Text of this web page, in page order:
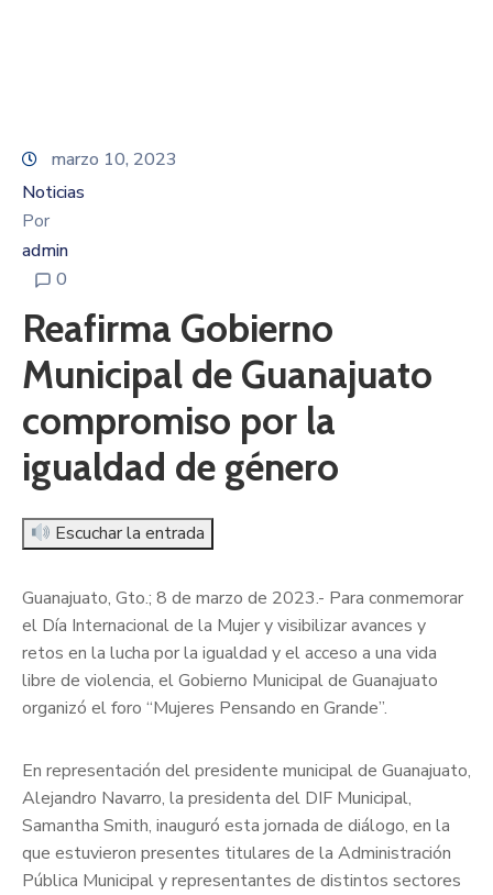
marzo 10, 2023
Noticias
Por
admin
0
Reafirma Gobierno
Municipal de Guanajuato
compromiso por la
igualdad de género
Escuchar la entrada
Guanajuato, Gto.; 8 de marzo de 2023.- Para conmemorar
el Día Internacional de la Mujer y visibilizar avances y
retos en la lucha por la igualdad y el acceso a una vida
libre de violencia, el Gobierno Municipal de Guanajuato
organizó el foro “Mujeres Pensando en Grande”.
En representación del presidente municipal de Guanajuato,
Alejandro Navarro, la presidenta del DIF Municipal,
Samantha Smith, inauguró esta jornada de diálogo, en la
que estuvieron presentes titulares de la Administración
Pública Municipal y representantes de distintos sectores